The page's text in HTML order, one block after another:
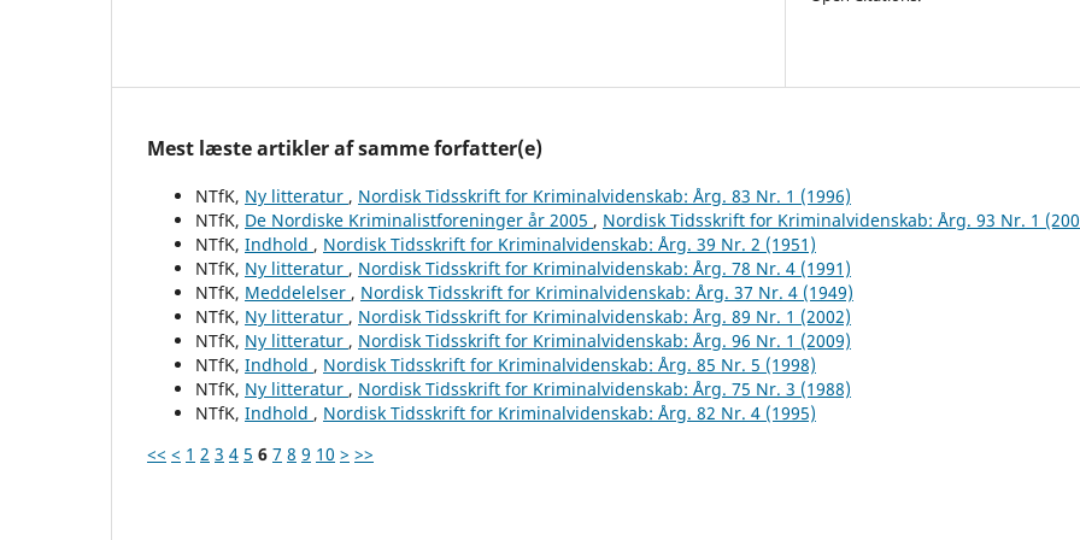
Mest læste artikler af samme forfatter(e)
NTfK, Ny litteratur , Nordisk Tidsskrift for Kriminalvidenskab: Årg. 83 Nr. 1 (1996)
NTfK, De Nordiske Kriminalistforeninger år 2005 , Nordisk Tidsskrift for Kriminalvidenskab: Årg. 93 Nr. 1
NTfK, Indhold , Nordisk Tidsskrift for Kriminalvidenskab: Årg. 39 Nr. 2 (1951)
NTfK, Ny litteratur , Nordisk Tidsskrift for Kriminalvidenskab: Årg. 78 Nr. 4 (1991)
NTfK, Meddelelser , Nordisk Tidsskrift for Kriminalvidenskab: Årg. 37 Nr. 4 (1949)
NTfK, Ny litteratur , Nordisk Tidsskrift for Kriminalvidenskab: Årg. 89 Nr. 1 (2002)
NTfK, Ny litteratur , Nordisk Tidsskrift for Kriminalvidenskab: Årg. 96 Nr. 1 (2009)
NTfK, Indhold , Nordisk Tidsskrift for Kriminalvidenskab: Årg. 85 Nr. 5 (1998)
NTfK, Ny litteratur , Nordisk Tidsskrift for Kriminalvidenskab: Årg. 75 Nr. 3 (1988)
NTfK, Indhold , Nordisk Tidsskrift for Kriminalvidenskab: Årg. 82 Nr. 4 (1995)
<< < 1 2 3 4 5 6 7 8 9 10 > >>